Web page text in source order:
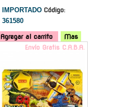
IMPORTADO Código:
361580
Agregar al carrito
Mas
Envío Gratis C.A.B.A.